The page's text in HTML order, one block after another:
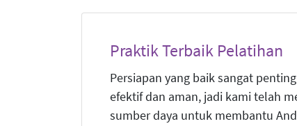
Praktik Terbaik Pelatihan
Persiapan yang baik sangat
efektif dan aman, jadi kami telah
sumber daya untuk membantu